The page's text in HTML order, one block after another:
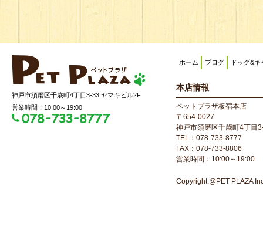
神戸市須磨区千歳町4丁目3-33 ヤマキビル2F
営業時間：10:00～19:00
ホーム ブログ ドッグ&キ
本店情報
ペットプラザ板宿本店
〒654-0027
神戸市須磨区千歳町4丁目
TEL：078-733-8777
FAX：078-733-8806
営業時間：10:00～19:00
Copyright.@PET PLAZA